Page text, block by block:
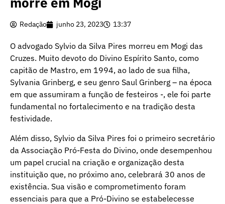
Redação junho 23, 2023 13:37
O advogado Sylvio da Silva Pires morreu em Mogi das
Cruzes. Muito devoto do Divino Espírito Santo, como
capitão de Mastro, em 1994, ao lado de sua filha,
Sylvania Grinberg, e seu genro Saul Grinberg – na época
em que assumiram a função de festeiros -, ele foi parte
fundamental no fortalecimento e na tradição desta
festividade.
Além disso, Sylvio da Silva Pires foi o primeiro secretário
da Associação Pró-Festa do Divino, onde desempenhou
um papel crucial na criação e organização desta
instituição que, no próximo ano, celebrará 30 anos de
existência. Sua visão e comprometimento foram
essenciais para que a Pró-Divino se estabelecesse